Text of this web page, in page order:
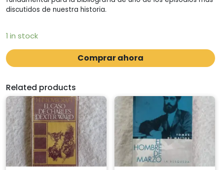
discutidos de nuestra historia.
1 in stock
Comprar ahora
Related products